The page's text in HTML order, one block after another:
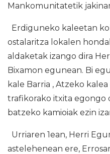
Mankomunitatetik
Erdiguneko kaleetan
ostalaritza lokalen
aldaketak izango dira
Bixamon egunean. Bi
kale Barria , Atzeko
trafikorako itxita egongo
batzeko kamioiak ezin
Urriaren 1ean, Herri
astelehenean ere,